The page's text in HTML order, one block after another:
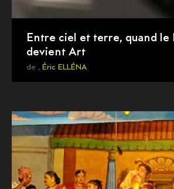
Entre ciel et terre, quand le
devient Art
de , Éric ELLÉNA